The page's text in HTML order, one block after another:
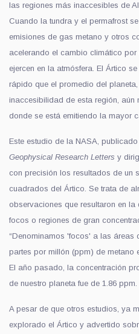
las regiones más inaccesibles de
Cuando la tundra y el permafrost
emisiones de gas metano y otros
acelerando el cambio climático por
ejercen en la atmósfera. El Ártico
rápido que el promedio del
inaccesibilidad de esta región,
donde se está emitiendo la mayor
Este estudio de la NASA,
Geophysical Research Letters y
con precisión los resultados de un
cuadrados del Ártico. Se trata de
observaciones que resultaron en
focos o regiones de gran
“Denominamos 'focos' a las áreas
partes por millón (ppm) de metano
El año pasado, la concentración
de nuestro planeta fue de 1.86 ppm.
A pesar de que otros estudios, ya
explorado el Ártico y advertido